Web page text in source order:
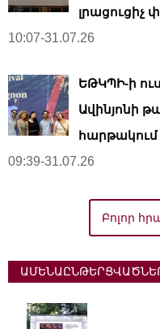
լրացուցիչ
10:07-31.07.26
ԵԹԿՊԻ-ի
Ավինյոնի
հարթակում
09:39-31.07.26
Բոլոր